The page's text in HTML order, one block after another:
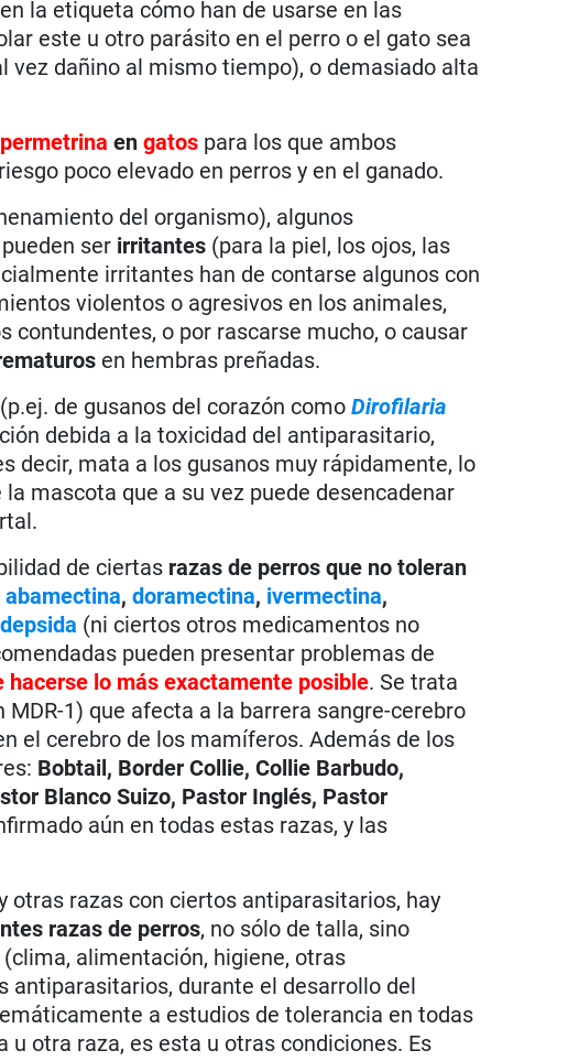
la etiqueta cómo han de usarse en las
este u otro parásito en el perro o el gato sea
vez dañino al mismo tiempo), o demasiado alta
permetrina engatos para los que ambos
poco elevado en perros y en el ganado.
del organismo), algunos
ser irritantes (para la piel, los ojos, las
irritantes han de contarse algunos con
violentos o agresivos en los animales,
contundentes, o por rascarse mucho, o causar
en hembras preñadas.
de gusanos del corazón comoDirofilaria
debida a la toxicidad del antiparasitario,
decir, mata a los gusanos muy rápidamente, lo
mascota que a su vez puede desencadenar
de ciertas razasde perros que no toleran
abamectina,doramectina, ivermectina,
(ni ciertos otros medicamentos no
pueden presentar problemas de
hacerse lo más exactamente posible. Se trata
1) que afecta a la barrera sangre-cerebro
el cerebro de los mamíferos. Además de los
Bobtail, Border Collie, Collie Barbudo,
Blanco Suizo, Pastor Inglés, Pastor
aún en todas estas razas, y las
otras razas con ciertos antiparasitarios, hay
razas de perros, no sólo de talla, sino
alimentación, higiene, otras
antiparasitarios, durante el desarrollo del
a estudios de tolerancia en todas
otra raza, es esta u otras condiciones. Es